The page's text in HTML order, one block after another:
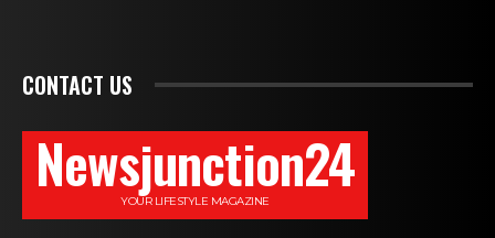
CONTACT US
Newsjunction24
YOUR LIFESTYLE MAGAZINE